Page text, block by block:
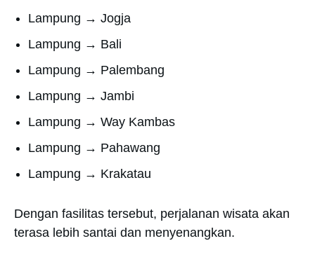
Lampung → Jogja
Lampung → Bali
Lampung → Palembang
Lampung → Jambi
Lampung → Way Kambas
Lampung → Pahawang
Lampung → Krakatau
Dengan fasilitas tersebut, perjalanan wisata akan
terasa lebih santai dan menyenangkan.